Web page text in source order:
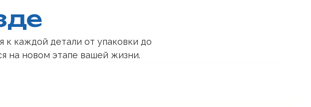
каждой детали от упаковки до
на новом этапе вашей жизни.